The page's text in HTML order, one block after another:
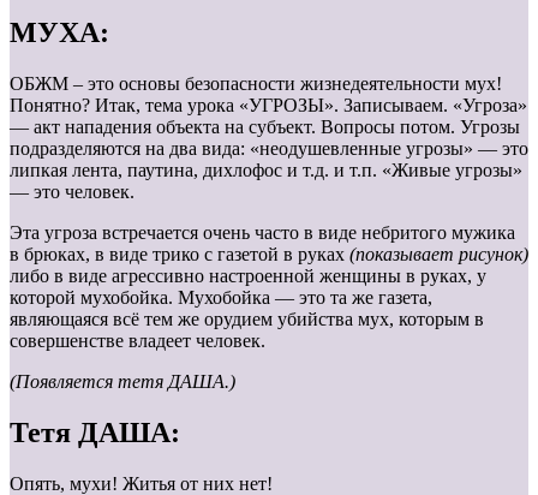
МУХА:
ОБЖМ – это основы безопасности жизнедеятельности мух!
Понятно? Итак, тема урока «УГРОЗЫ». Записываем. «Угроза»
— акт нападения объекта на субъект. Вопросы потом. Угрозы
подразделяются на два вида: «неодушевленные угрозы» — это
липкая лента, паутина, дихлофос и т.д. и т.п. «Живые угрозы»
— это человек.
Эта угроза встречается очень часто в виде небритого мужика
в брюках, в виде трико с газетой в руках (показывает рисунок)
либо в виде агрессивно настроенной женщины в руках, у
которой мухобойка. Мухобойка — это та же газета,
являющаяся всё тем же орудием убийства мух, которым в
совершенстве владеет человек.
(Появляется тетя ДАША.)
Тетя ДАША:
Опять, мухи! Житья от них нет!